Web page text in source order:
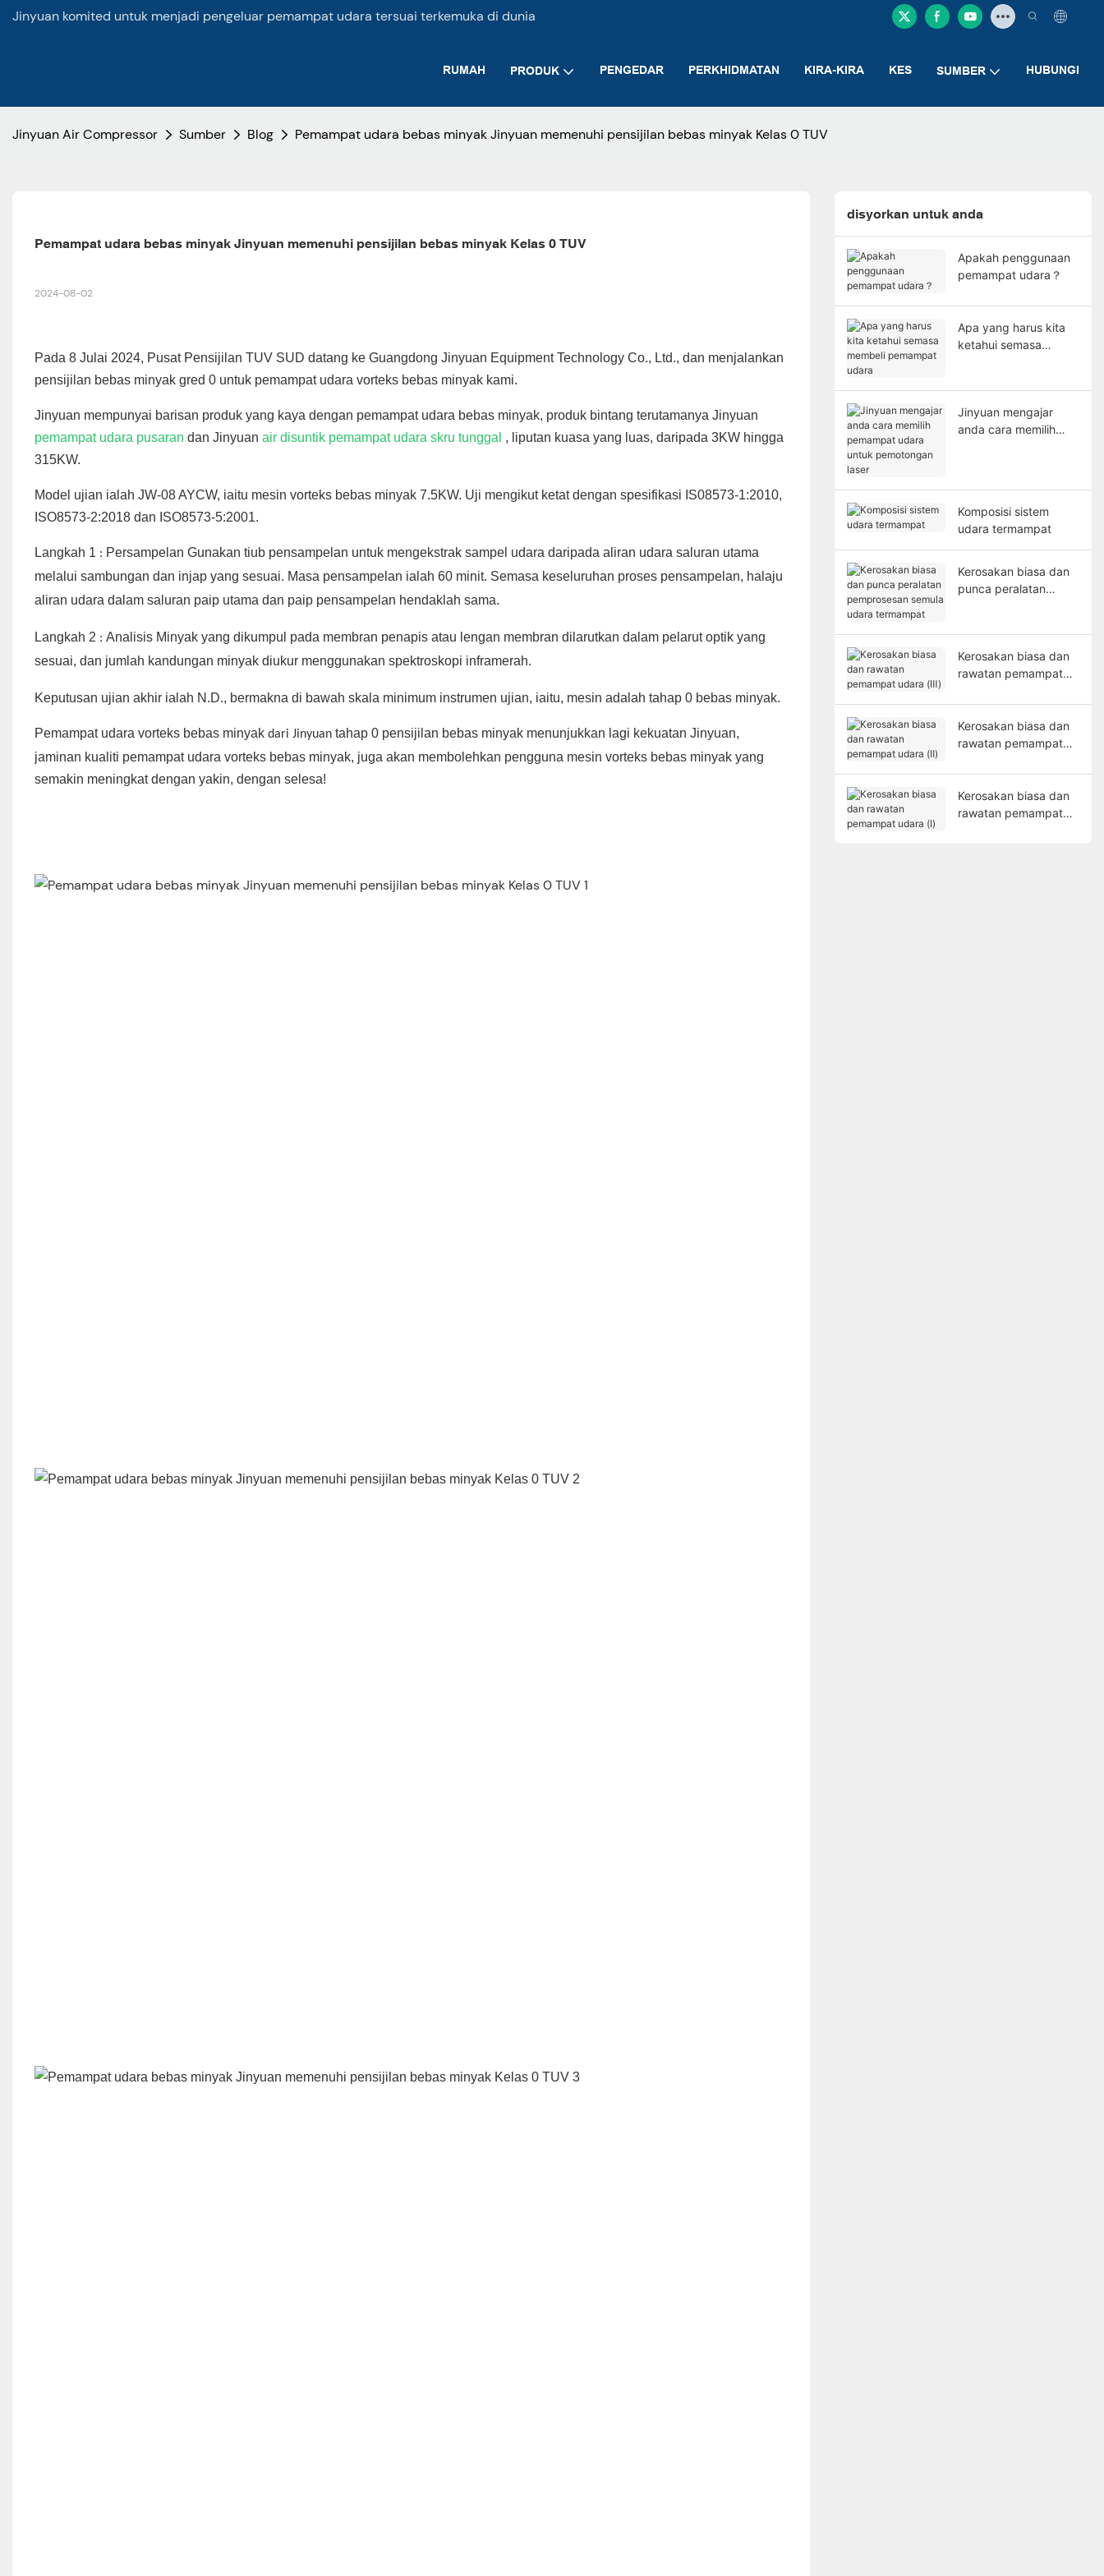
Jinyuan komited untuk menjadi pengeluar pemampat udara tersuai terkemuka di dunia
RUMAH PRODUK PENGEDAR PERKHIDMATAN KIRA-KIRA KES SUMBER HUBUNGI
Jinyuan Air Compressor Sumber Blog Pemampat udara bebas minyak Jinyuan memenuhi pensijilan bebas minyak Kelas 0 TUV
Pemampat udara bebas minyak Jinyuan memenuhi pensijilan bebas minyak Kelas 0 TUV
2024-08-02
Pada 8 Julai 2024, Pusat Pensijilan TUV SUD datang ke Guangdong Jinyuan Equipment Technology Co., Ltd., dan menjalankan
pensijilan bebas minyak gred 0 untuk pemampat udara vorteks bebas minyak kami.
Jinyuan mempunyai barisan produk yang kaya dengan pemampat udara bebas minyak, produk bintang terutamanya Jinyuan
pemampat udara pusaran dan Jinyuan air disuntik pemampat udara skru tunggal , liputan kuasa yang luas, daripada 3KW hingga
315KW.
Model ujian ialah JW-08 AYCW, iaitu mesin vorteks bebas minyak 7.5KW. Uji mengikut ketat dengan spesifikasi IS08573-1:2010,
ISO8573-2:2018 dan ISO8573-5:2001.
Langkah 1 : Persampelan Gunakan tiub pensampelan untuk mengekstrak sampel udara daripada aliran udara saluran utama
melalui sambungan dan injap yang sesuai. Masa pensampelan ialah 60 minit. Semasa keseluruhan proses pensampelan, halaju
aliran udara dalam saluran paip utama dan paip pensampelan hendaklah sama.
Langkah 2 : Analisis Minyak yang dikumpul pada membran penapis atau lengan membran dilarutkan dalam pelarut optik yang
sesuai, dan jumlah kandungan minyak diukur menggunakan spektroskopi inframerah.
Keputusan ujian akhir ialah N.D., bermakna di bawah skala minimum instrumen ujian, iaitu, mesin adalah tahap 0 bebas minyak.
Pemampat udara vorteks bebas minyak dari Jinyuan tahap 0 pensijilan bebas minyak menunjukkan lagi kekuatan Jinyuan,
jaminan kualiti pemampat udara vorteks bebas minyak, juga akan membolehkan pengguna mesin vorteks bebas minyak yang
semakin meningkat dengan yakin, dengan selesa!
disyorkan untuk anda
Apakah penggunaan
pemampat udara？
Apa yang harus kita
ketahui semasa
Jinyuan mengajar
anda cara memilih
Komposisi sistem
udara termampat
Kerosakan biasa dan
punca peralatan
Kerosakan biasa dan
rawatan pemampat
Kerosakan biasa dan
rawatan pemampat
Kerosakan biasa dan
rawatan pemampat